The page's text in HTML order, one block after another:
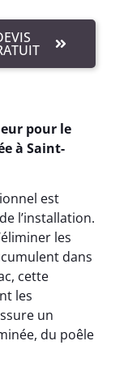
pour le
à Saint-
est
l’installation.
les
dans
cette
les
un
du poêle